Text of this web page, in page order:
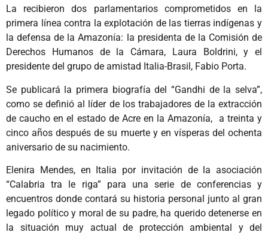
La recibieron dos parlamentarios comprometidos en la
primera línea contra la explotación de las tierras indígenas y
la defensa de la Amazonía: la presidenta de la Comisión de
Derechos Humanos de la Cámara, Laura Boldrini, y el
presidente del grupo de amistad Italia-Brasil, Fabio Porta.
Se publicará la primera biografía del “Gandhi de la selva”,
como se definió al líder de los trabajadores de la extracción
de caucho en el estado de Acre en la Amazonía, a treinta y
cinco años después de su muerte y en vísperas del ochenta
aniversario de su nacimiento.
Elenira Mendes, en Italia por invitación de la asociación
“Calabria tra le riga” para una serie de conferencias y
encuentros donde contará su historia personal junto al gran
legado político y moral de su padre, ha querido detenerse en
la situación muy actual de protección ambiental y del